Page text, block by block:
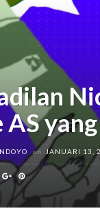
AS
on JANUARI 13,